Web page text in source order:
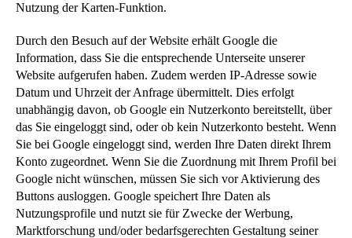
Nutzung der Karten-Funktion.
Durch den Besuch auf der Website erhält Google die
Information, dass Sie die entsprechende Unterseite unserer
Website aufgerufen haben. Zudem werden IP-Adresse sowie
Datum und Uhrzeit der Anfrage übermittelt. Dies erfolgt
unabhängig davon, ob Google ein Nutzerkonto bereitstellt, über
das Sie eingeloggt sind, oder ob kein Nutzerkonto besteht. Wenn
Sie bei Google eingeloggt sind, werden Ihre Daten direkt Ihrem
Konto zugeordnet. Wenn Sie die Zuordnung mit Ihrem Profil bei
Google nicht wünschen, müssen Sie sich vor Aktivierung des
Buttons ausloggen. Google speichert Ihre Daten als
Nutzungsprofile und nutzt sie für Zwecke der Werbung,
Marktforschung und/oder bedarfsgerechten Gestaltung seiner